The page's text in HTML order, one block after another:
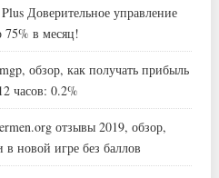
Доверительное управление
75% в месяц!
обзор, как получать прибыль
часов: 0.2%
отзывы 2019, обзор,
в новой игре без баллов